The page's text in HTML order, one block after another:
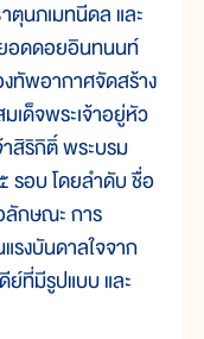
ตุนภเมทนีดล และ
อดดอยอินทนนท์
งทัพอากาศจัดสร้าง
เด็จพระเจ้าอยู่หัว
สิริกิติ์ พระบรม
รอบ โดยลำดับ ชื่อ
ลักษณะ การ
รงบันดาลใจจาก
ย์ที่มีรูปแบบ และ